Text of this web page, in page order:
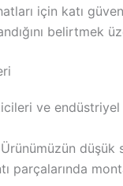
için katı
belirtmek
ve
Ürünümüzün düşük
parçalarında